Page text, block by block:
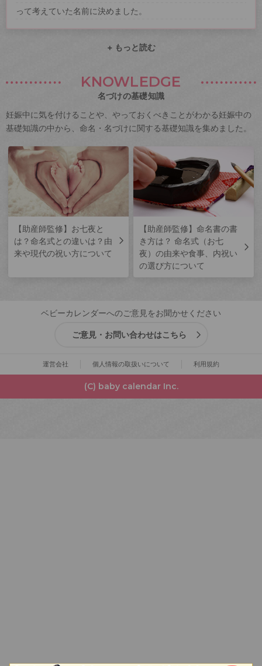
って考えていた名前に決めました。
+ もっと読む
KNOWLEDGE
名づけの基礎知識
妊娠中に気を付けることや、やっておくべきことがわかる妊娠中の
基礎知識の中から、命名・名づけに関する基礎知識を集めました。
【助産師監修】お七夜と
は？命名式との違いは？由
来や現代の祝い方について
【助産師監修】命名書の書
き方は？ 命名式（お七
夜）の由来や食事、内祝い
の選び方について
ベビーカレンダーへのご意見をお聞かせください
ご意見・お問い合わせはこちら
運営会社 個人情報の取扱いについて 利用規約
(C) baby calendar Inc.